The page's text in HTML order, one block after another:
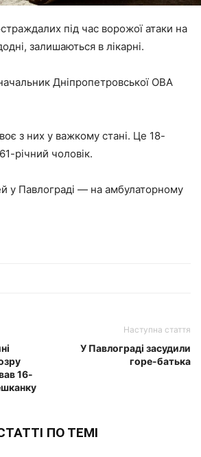
під час ворожої атаки на
залишаються в лікарні.
Дніпропетровської ОВА
з них у важкому стані. Це 18-
річний чоловік.
у Павлограді — на амбулаторному
16-
Наступна стаття
У Павлограді засудили
горе-батька
ПО ТЕМІ